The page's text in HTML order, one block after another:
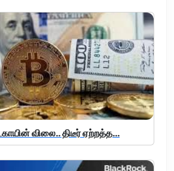
விலை.. திடீர் ஏற்றத்த...